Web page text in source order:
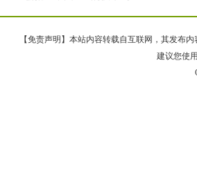
【免责声明】本站内容转载自互联网，其发布
建议您使